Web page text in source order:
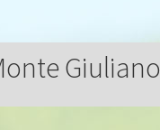
Monte Giuliano